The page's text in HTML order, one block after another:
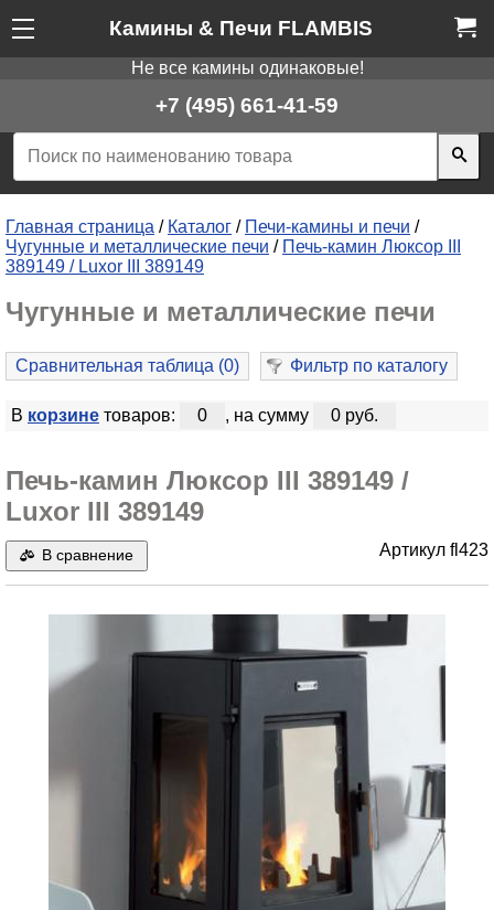
Камины & Печи FLAMBIS
Не все камины одинаковые!
+7 (495) 661-41-59
Главная страница / Каталог / Печи-камины и печи /
Чугунные и металлические печи / Печь-камин Люксор III
389149 / Luxor III 389149
Чугунные и металлические печи
Сравнительная таблица (0) Фильтр по каталогу
В корзинетоваров: 0 , на сумму 0 руб.
Печь-камин Люксор III 389149 /
Luxor III 389149
В сравнение Артикул fl423